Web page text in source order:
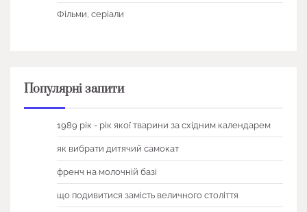
Фільми, серіали
Популярні запити
1989 рік - рік якої тварини за східним календарем
як вибрати дитячий самокат
френч на молочній базі
що подивитися замість величного століття